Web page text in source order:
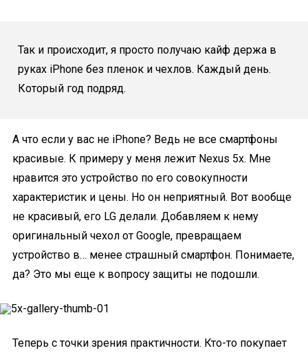
Так и происходит, я просто получаю кайф держа в
руках iPhone без пленок и чехлов. Каждый день.
Который год подряд.
А что если у вас не iPhone? Ведь не все смартфоны
красивые. К примеру у меня лежит Nexus 5x. Мне
нравится это устройство по его совокупности
характеристик и цены. Но он неприятный. Вот вообще
не красивый, его LG делали. Добавляем к нему
оригинальный чехол от Google, превращаем
устройство в… менее страшный смартфон. Понимаете,
да? Это мы еще к вопросу защиты не подошли.
Теперь с точки зрения практичности. Кто-то покупает